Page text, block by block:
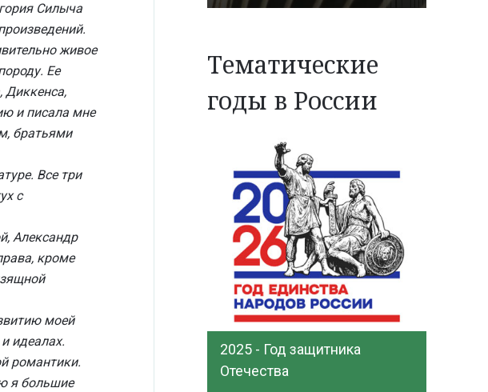
Силыча
живое
Ее
Диккенса,
и писала мне
братьями
Все три
с
Александр
кроме
моей
идеалах.
романтики.
я большие
Тематические
годы в России
2025 - Год защитника
Отечества